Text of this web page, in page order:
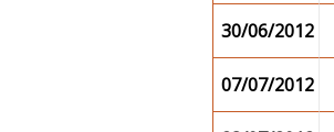
30/06/2012
07/07/2012